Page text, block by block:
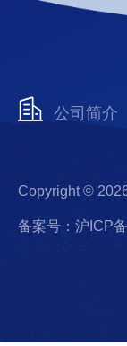
公司简介
Copyright ©
备案号：沪ICP